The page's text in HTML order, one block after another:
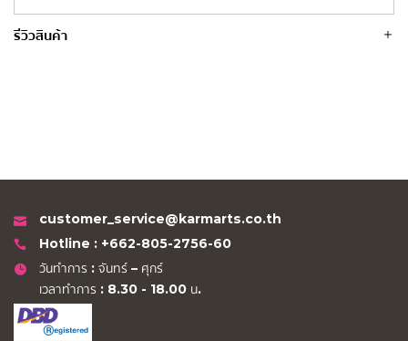
รีวิวสินค้า
customer_service@karmarts.co.th
Hotline : +662-805-2756-60
วันทำการ : จันทร์ – ศุกร์
เวลาทำการ : 8.30 - 18.00 น.